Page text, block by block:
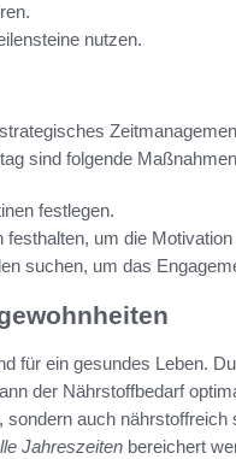
nutzen.
sind folgende
festlegen.
um die
suchen, um das
für ein gesundes Leben.
der Nährstoffbedarf
auch nährstoffreich
Jahreszeiten bereichert